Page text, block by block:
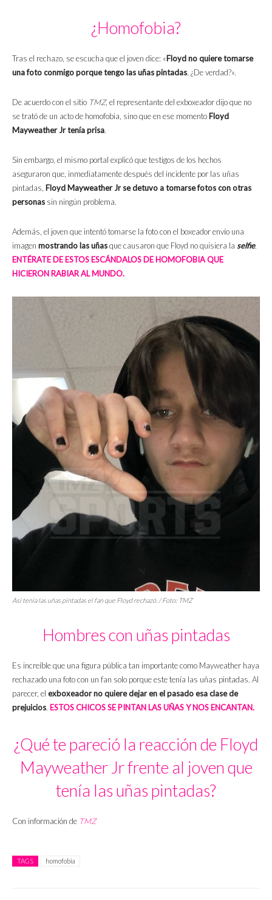
¿Homofobia?
Tras el rechazo, se escucha que el joven dice: «Floyd no quiere tomarse
una foto conmigo porque tengo las uñas pintadas. ¿De verdad?».
De acuerdo con el sitio TMZ, el representante del exboxeador dijo que no
se trató de un acto de homofobia, sino que en ese momento Floyd
Mayweather Jr tenía prisa.
Sin embargo, el mismo portal explicó que testigos de los hechos
aseguraron que, inmediatamente después del incidente por las uñas
pintadas, Floyd Mayweather Jr se detuvo a tomarse fotos con otras
personas sin ningún problema.
Además, el joven que intentó tomarse la foto con el boxeador envío una
imagen mostrando las uñasque causaron que Floyd no quisiera la selfie.
ENTÉRATE DE ESTOS ESCÁNDALOS DE HOMOFOBIA QUE
HICIERON RABIAR AL MUNDO.
Así tenía las uñas pintadas el fan que Floyd rechazó. / Foto: TMZ
Hombres con uñas pintadas
Es increíble que una figura pública tan importante como Mayweather haya
rechazado una foto con un fan solo porque este tenía las uñas pintadas. Al
parecer, el exboxeador no quiere dejar en el pasado esa clase de
prejuicios. ESTOS CHICOS SE PINTAN LAS UÑAS Y NOS ENCANTAN.
¿Qué te pareció la reacción de Floyd
Mayweather Jr frente al joven que
tenía las uñas pintadas?
Con información de TMZ
TAGS homofobia